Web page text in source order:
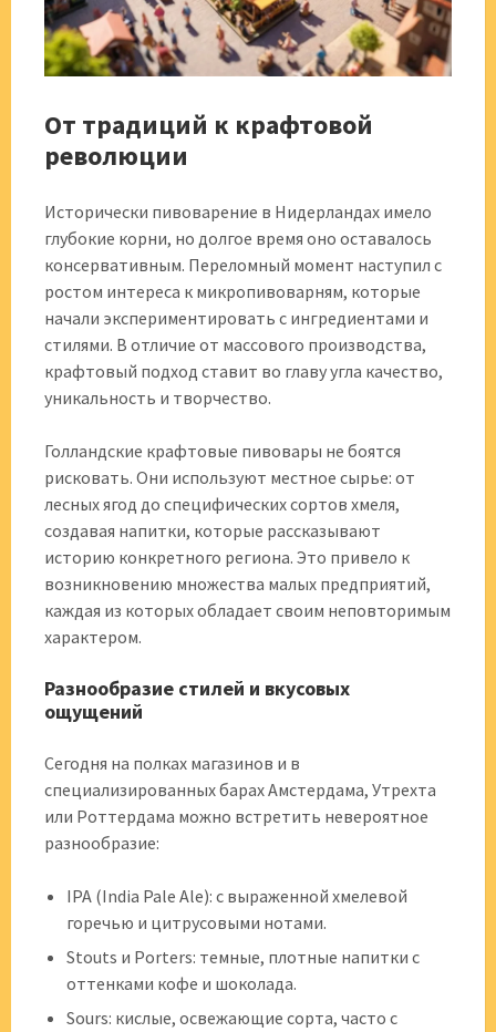
От традиций к крафтовой
революции
Исторически пивоварение в Нидерландах имело
глубокие корни, но долгое время оно оставалось
консервативным. Переломный момент наступил с
ростом интереса к микропивоварням, которые
начали экспериментировать с ингредиентами и
стилями. В отличие от массового производства,
крафтовый подход ставит во главу угла качество,
уникальность и творчество.
Голландские крафтовые пивовары не боятся
рисковать. Они используют местное сырье: от
лесных ягод до специфических сортов хмеля,
создавая напитки, которые рассказывают
историю конкретного региона. Это привело к
возникновению множества малых предприятий,
каждая из которых обладает своим неповторимым
характером.
Разнообразие стилей и вкусовых
ощущений
Сегодня на полках магазинов и в
специализированных барах Амстердама, Утрехта
или Роттердама можно встретить невероятное
разнообразие:
IPA (India Pale Ale): с выраженной хмелевой
горечью и цитрусовыми нотами.
Stouts и Porters: темные, плотные напитки с
оттенками кофе и шоколада.
Sours: кислые, освежающие сорта, часто с